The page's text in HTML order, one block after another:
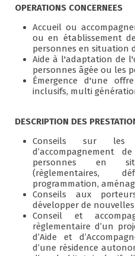
OPERATIONS CONCERNEES
Accueil ou
ou en établissement
personnes en situation
Aide à l'adaptation de
personnes âgée ou les
Émergence d'une
inclusifs, multi
DESCRIPTION DES
Conseils sur les
d’accompagnement
personnes en
(règlementaires,
programmation,
Conseils aux
développer de
Conseil et
règlementaire d’un
d’Aide et
d’une résidence